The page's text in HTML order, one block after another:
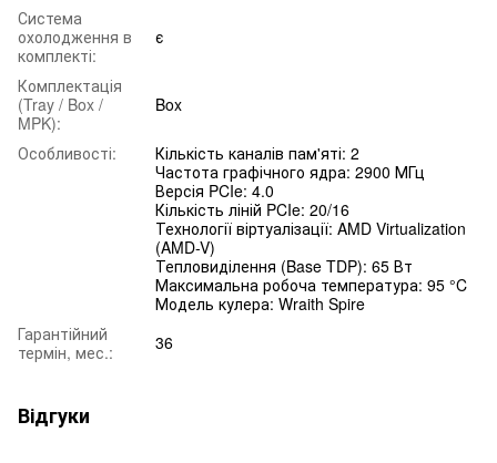
Система
охолодження в
комплекті:
є
Комплектація
(Tray / Box /
MPK):
Box
Особливості:
Кількість каналів пам'яті: 2
Частота графічного ядра: 2900 МГц
Версія PCIe: 4.0
Кількість ліній PCIe: 20/16
Технології віртуалізації: AMD Virtualization
(AMD-V)
Тепловиділення (Base TDP): 65 Вт
Максимальна робоча температура: 95 °C
Модель кулера: Wraith Spire
Гарантійний
термін, мес.:
36
Відгуки